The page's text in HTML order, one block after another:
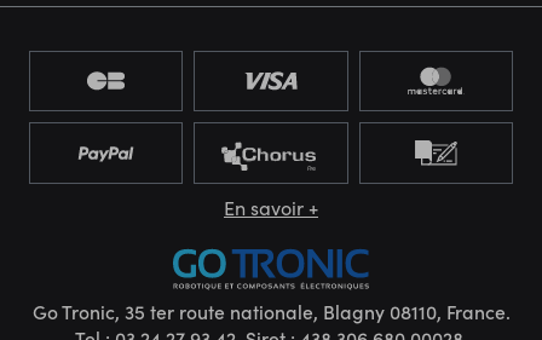
En savoir +
Go Tronic, 35 ter route nationale, Blagny 08110, France.